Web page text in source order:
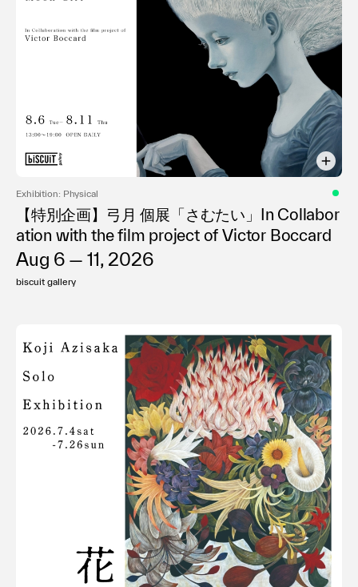
Exhibition: Physical
【特別企画】弓月 個展「さむたい」In Collabor
ation with the film project of Victor Boccard
Aug 6 — 11, 2026
biscuit gallery